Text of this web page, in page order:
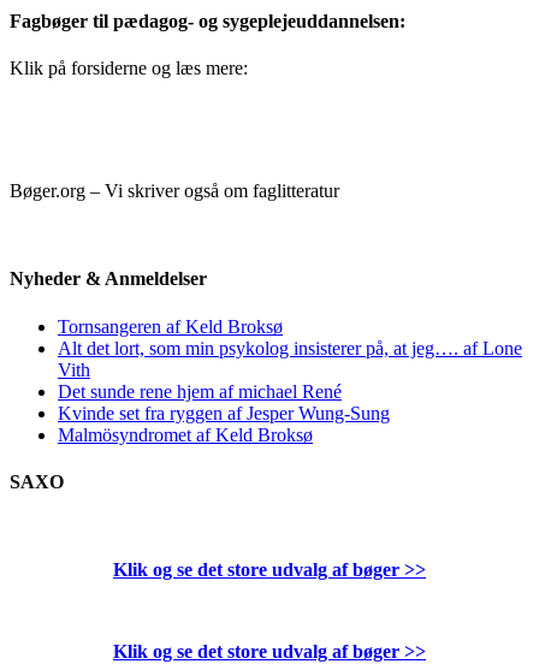
Fagbøger til pædagog- og sygeplejeuddannelsen:
Klik på forsiderne og læs mere:
Bøger.org – Vi skriver også om faglitteratur
Nyheder & Anmeldelser
Tornsangeren af Keld Broksø
Alt det lort, som min psykolog insisterer på, at jeg…. af Lone
Vith
Det sunde rene hjem af michael René
Kvinde set fra ryggen af Jesper Wung-Sung
Malmösyndromet af Keld Broksø
SAXO
Klik og se det store udvalg af bøger >>
Klik og se det store udvalg af bøger >>